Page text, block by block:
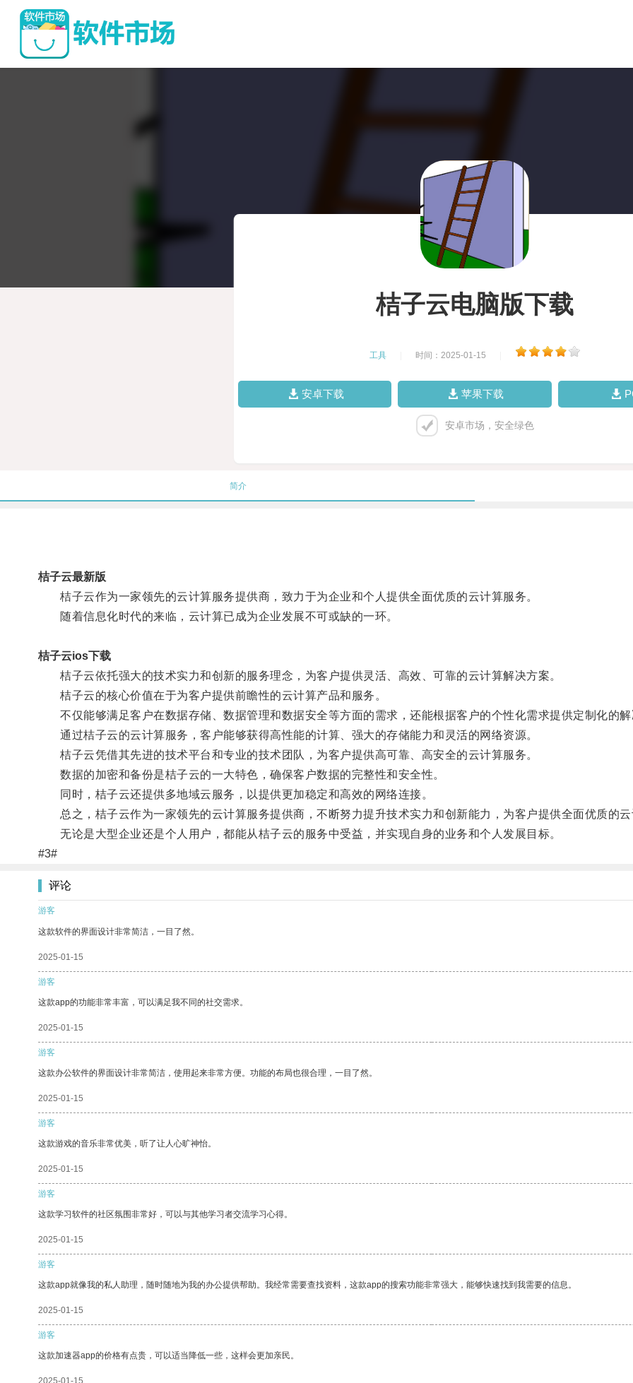
桔子云电脑版下载
工具 时间：2025-01-15
安卓下载 苹果下载
安卓市场，安全绿色
简介
桔子云最新版
桔子云作为一家领先的云计算服务提供商，致力于为企业和个人提供全面优质的云计算服务。
随着信息化时代的来临，云计算已成为企业发展不可或缺的一环。
桔子云ios下载
桔子云依托强大的技术实力和创新的服务理念，为客户提供灵活、高效、可靠的云计算解决方案。
桔子云的核心价值在于为客户提供前瞻性的云计算产品和服务。
不仅能够满足客户在数据存储、数据管理和数据安全等方面的需求，还能根据客户的个性化需求提供定制化的解
通过桔子云的云计算服务，客户能够获得高性能的计算、强大的存储能力和灵活的网络资源。
桔子云凭借其先进的技术平台和专业的技术团队，为客户提供高可靠、高安全的云计算服务。
数据的加密和备份是桔子云的一大特色，确保客户数据的完整性和安全性。
同时，桔子云还提供多地域云服务，以提供更加稳定和高效的网络连接。
总之，桔子云作为一家领先的云计算服务提供商，不断努力提升技术实力和创新能力，为客户提供全面优质的云
无论是大型企业还是个人用户，都能从桔子云的服务中受益，并实现自身的业务和个人发展目标。
#3#
评论
游客
这款软件的界面设计非常简洁，一目了然。
2025-01-15
游客
这款app的功能非常丰富，可以满足我不同的社交需求。
2025-01-15
游客
这款办公软件的界面设计非常简洁，使用起来非常方便。功能的布局也很合理，一目了然。
2025-01-15
游客
这款游戏的音乐非常优美，听了让人心旷神怡。
2025-01-15
游客
这款学习软件的社区氛围非常好，可以与其他学习者交流学习心得。
2025-01-15
游客
这款app就像我的私人助理，随时随地为我的办公提供帮助。我经常需要查找资料，这款app的搜索功能非常强大，能够快速找到我需要的信息。
2025-01-15
游客
这款加速器app的价格有点贵，可以适当降低一些，这样会更加亲民。
2025-01-15